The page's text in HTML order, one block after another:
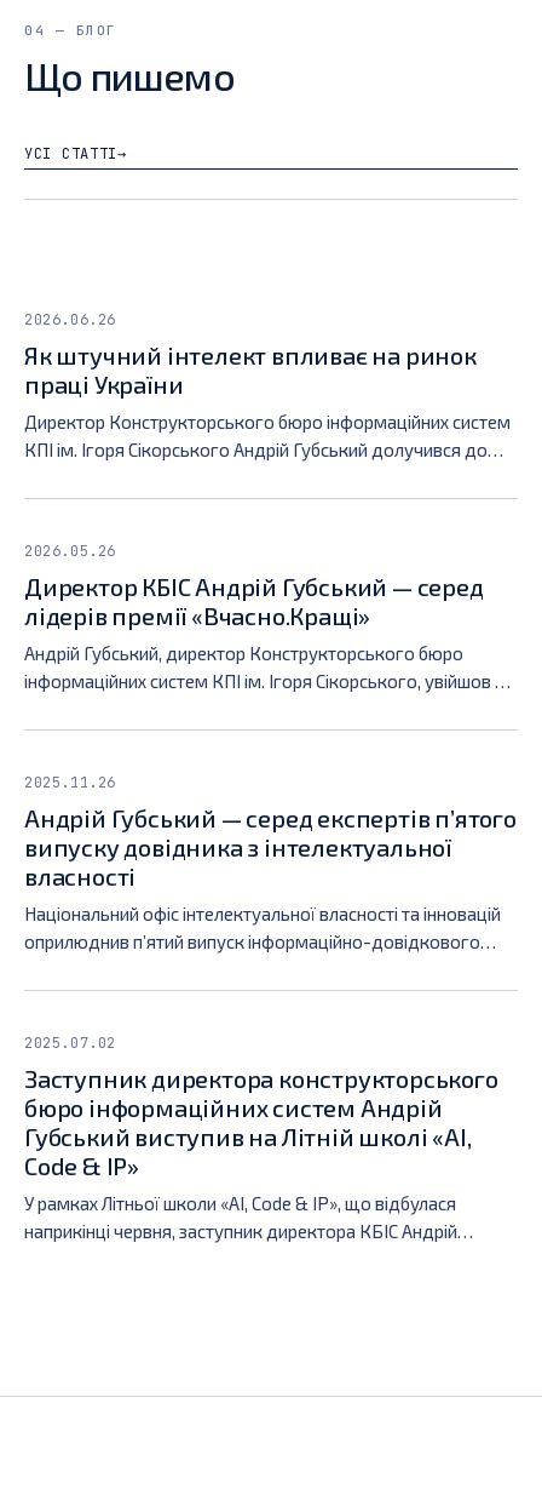
04 — БЛОГ
Що пишемо
УСІ СТАТТІ→
2026.06.26
Як штучний інтелект впливає на ринок
праці України
Директор Конструкторського бюро інформаційних систем
КПІ ім. Ігоря Сікорського Андрій Губський долучився до
штучного інтелекту на український ринок праці.
2026.05.26
Директор КБІС Андрій Губський — серед
лідерів премії «Вчасно.Кращі»
Андрій Губський, директор Конструкторського бюро
інформаційних систем КПІ ім. Ігоря Сікорського, увійшов до
системних змін».
2025.11.26
Андрій Губський — серед експертів п’ятого
випуску довідника з інтелектуальної
власності
Національний офіс інтелектуальної власності та інновацій
оприлюднив п’ятий випуск інформаційно-довідкового
безперервної освіти в сфері інтелектуальної власності». До
— серед них і Андрій Губський, заступник директора КБ
інформаційних систем КПІ, IT-консультант та Microsoft
MVP.
2025.07.02
Заступник директора конструкторського
бюро інформаційних систем Андрій
Губський виступив на Літній школі «AI,
Code & IP»
У рамках Літньої школи «AI, Code & IP», що відбулася
наприкінці червня, заступник директора КБІС Андрій